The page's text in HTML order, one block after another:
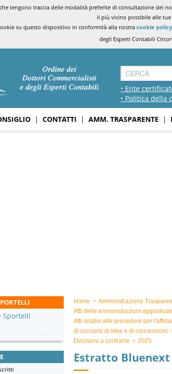
tengono traccia delle modalità preferite di consultazione dei
il più vicino possibile alle
su questo dispositivo in conformità alla nostra cookie policy
degli Esperti Contabili
• Ente
• Politica della
| CONTATTI | AMM. TRASPARENTE |
Home > Amministrazione
Atti delle amministrazioni
Atti relativi alle procedure per
di concorsi di idee e di concessioni
Decisioni a contrarre > 2025
Estratto Bluenext
Sportelli